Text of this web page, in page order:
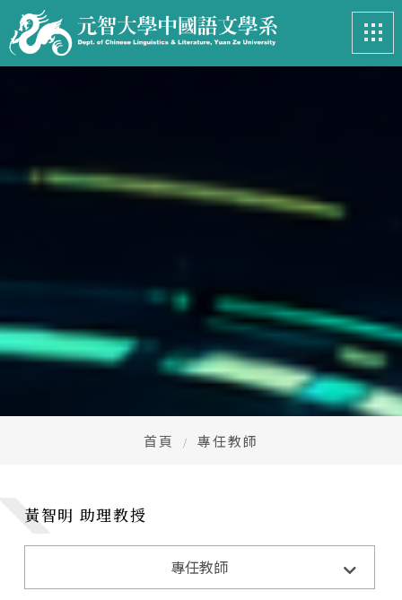
系所簡介
亮眼足跡 Footprints
高中生懶人包 High school
Email： cldept@saturn.yzu.edu.tw
桃園市中壢區遠東路 135 號  元智五館 6 樓
首頁 專任教師
黃智明 助理教授
專任教師
何威萱 教授 鍾雲鶯 教授